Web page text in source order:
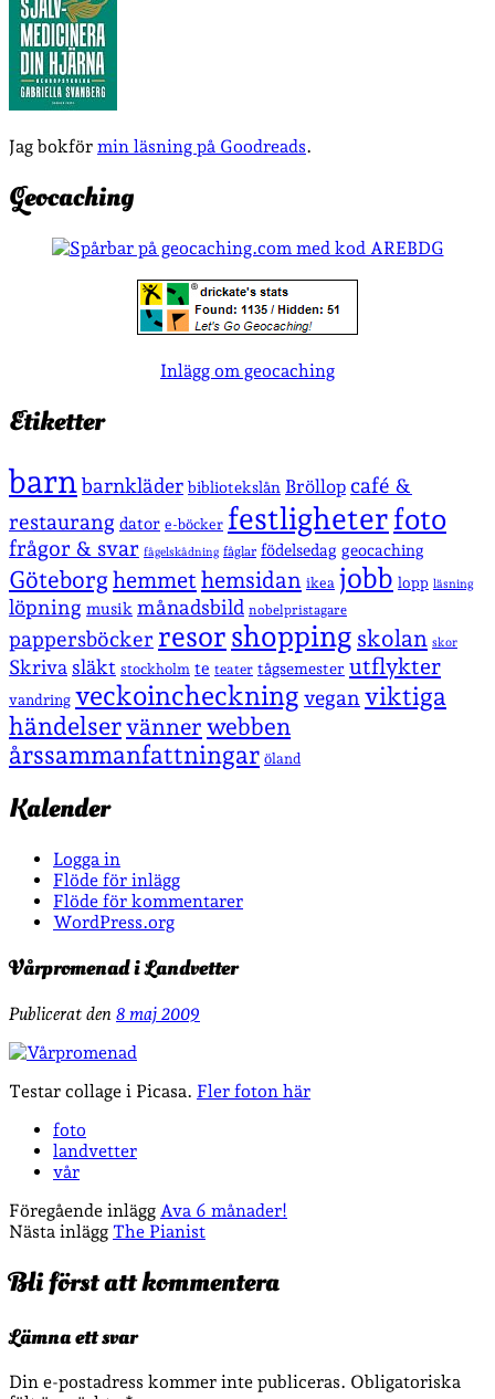
Jag bokför min läsning på Goodreads.
Geocaching
Inlägg om geocaching
Etiketter
barnbarnkläder bibliotekslån Bröllop café &
restaurang dator e-böcker festligheterfoto
frågor & svar fågelskådning fåglar födelsedag geocaching
Göteborghemmet hemsidan ikea jobb lopp läsning
löpning musik månadsbild nobelpristagare
pappersböcker resor shopping skolan skor
Skriva släkt stockholm te teater tågsemester utflykter
vandring veckoincheckning vegan viktiga
händelservänner webben
årssammanfattningar öland
Kalender
Logga in
Flöde för inlägg
Flöde för kommentarer
WordPress.org
Vårpromenad i Landvetter
Publicerat den 8 maj 2009
Testar collage i Picasa. Fler foton här
foto
landvetter
vår
Föregående inlägg Ava 6 månader!
Nästa inlägg The Pianist
Bli först att kommentera
Lämna ett svar
Din e-postadress kommer inte publiceras. Obligatoriska